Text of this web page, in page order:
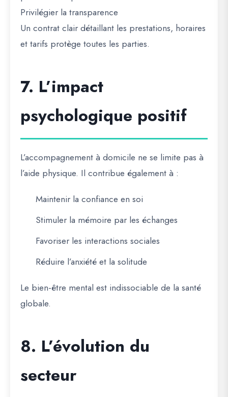
Privilégier la transparence
Un contrat clair détaillant les prestations, horaires
et tarifs protège toutes les parties.
7. L’impact
psychologique positif
L’accompagnement à domicile ne se limite pas à
l’aide physique. Il contribue également à :
Maintenir la confiance en soi
Stimuler la mémoire par les échanges
Favoriser les interactions sociales
Réduire l’anxiété et la solitude
Le bien-être mental est indissociable de la santé
globale.
8. L’évolution du
secteur